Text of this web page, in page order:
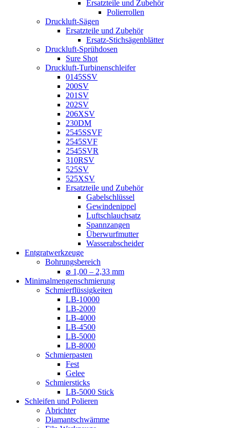
Ersatzteile und Zubehör
Polierrollen
Druckluft-Sägen
Ersatzteile und Zubehör
Ersatz-Stichsägenblätter
Druckluft-Sprühdosen
Sure Shot
Druckluft-Turbinenschleifer
0145SSV
200SV
201SV
202SV
206XSV
230DM
2545SSVF
2545SVF
2545SVR
310RSV
525SV
525XSV
Ersatzteile und Zubehör
Gabelschlüssel
Gewindenippel
Luftschlauchsatz
Spannzangen
Überwurfmutter
Wasserabscheider
Entgratwerkzeuge
Bohrungsbereich
⌀ 1,00 – 2,33 mm
Minimalmengenschmierung
Schmierflüssigkeiten
LB-10000
LB-2000
LB-4000
LB-4500
LB-5000
LB-8000
Schmierpasten
Fest
Gelee
Schmiersticks
LB-5000 Stick
Schleifen und Polieren
Abrichter
Diamantschwämme